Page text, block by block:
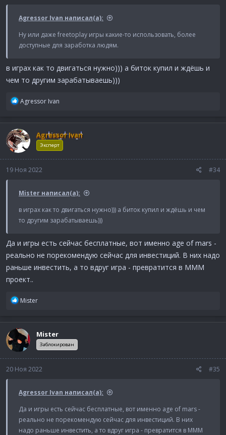
Agressor Ivan написал(а):
Ну или даже freetoplay игры какие-то использовать, более
доступные для заработка людям.
в играх как то двигаться нужно))) а биток купил и ждёшь и
чем то другим зарабатываешь)))
Р
к
ц
и
и
Agressor Ivan
Agressor Ivan
Эксперт
19 Ноя 2022 #34
Mister написал(а):
в играх как то двигаться нужно))) а биток купил и ждёшь и чем
то другим зарабатываешь)))
Да и игры есть сейчас бесплатные, вот именно age of mars -
реально не порекомендую сейчас для инвестиций. В них надо
раньше инвестить, а то вдруг игра - превратится в МММ
проект..
Р
к
ц
и
и
Mister
Mister
Заблокирован
20 Ноя 2022 #35
Agressor Ivan написал(а):
Да и игры есть сейчас бесплатные, вот именно age of mars -
реально не порекомендую сейчас для инвестиций. В них
надо раньше инвестить, а то вдруг игра - превратится в МММ